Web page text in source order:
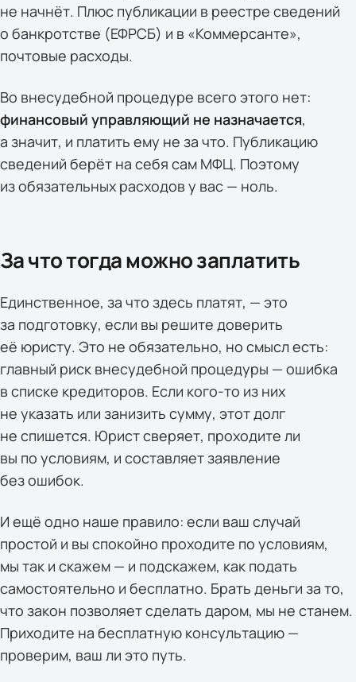
не начнёт. Плюс публикации в реестре сведений
о банкротстве (ЕФРСБ) и в «Коммерсанте»,
почтовые расходы.
Во внесудебной процедуре всего этого нет:
финансовый управляющий не назначается,
а значит, и платить ему не за что. Публикацию
сведений берёт на себя сам МФЦ. Поэтому
из обязательных расходов у вас — ноль.
За что тогда можно заплатить
Единственное, за что здесь платят, — это
за подготовку, если вы решите доверить
её юристу. Это не обязательно, но смысл есть:
главный риск внесудебной процедуры — ошибка
в списке кредиторов. Если кого-то из них
не указать или занизить сумму, этот долг
не спишется. Юрист сверяет, проходите ли
вы по условиям, и составляет заявление
без ошибок.
И ещё одно наше правило: если ваш случай
простой и вы спокойно проходите по условиям,
мы так и скажем — и подскажем, как подать
самостоятельно и бесплатно. Брать деньги за то,
что закон позволяет сделать даром, мы не станем.
Приходите на бесплатную консультацию —
проверим, ваш ли это путь.